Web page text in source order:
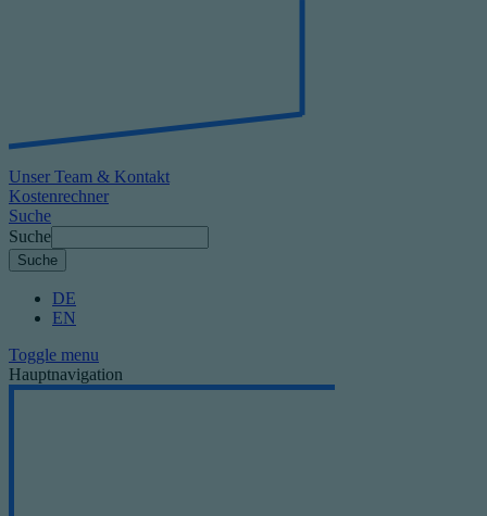
Unser Team & Kontakt
Kostenrechner
Suche
Suche
DE
EN
Toggle menu
Hauptnavigation